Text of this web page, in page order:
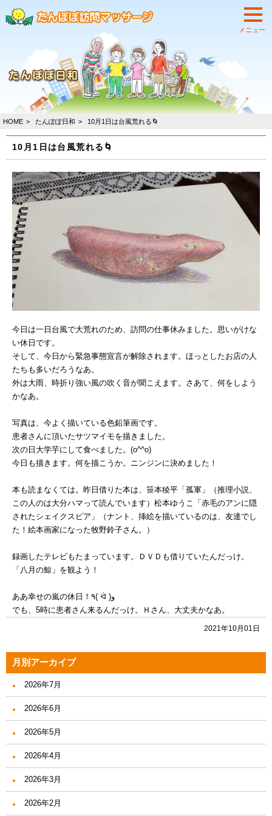
HOME たんぽぽ日和 10月1日は台風荒れる🌀
10月1日は台風荒れる🌀
今日は一日台風で大荒れのため、訪問の仕事休みました。思いがけな
い休日です。
そして、今日から緊急事態宣言が解除されます。ほっとしたお店の人
たちも多いだろうなあ。
外は大雨、時折り強い風の吹く音が聞こえます。さあて、何をしよう
かなあ。
写真は、今よく描いている色鉛筆画です。
患者さんに頂いたサツマイモを描きました。
次の日大学芋にして食べました。(o^^o)
今日も描きます。何を描こうか。ニンジンに決めました！
本も読まなくては。昨日借りた本は、笹本稜平「孤軍」（推理小説、
この人のは大分ハマって読んでいます）松本ゆうこ「赤毛のアンに隠
されたシェイクスピア」（ナント、挿絵を描いているのは、友達でし
た！絵本画家になった牧野鈴子さん。）
録画したテレビもたまっています。ＤＶＤも借りていたんだっけ。
「八月の鯨」を観よう！
ああ幸せの嵐の休日！٩( ᐛ )و
でも、5時に患者さん来るんだっけ。Ｈさん、大丈夫かなあ。
2021年10月01日
月別アーカイブ
2026年7月
2026年6月
2026年5月
2026年4月
2026年3月
2026年2月